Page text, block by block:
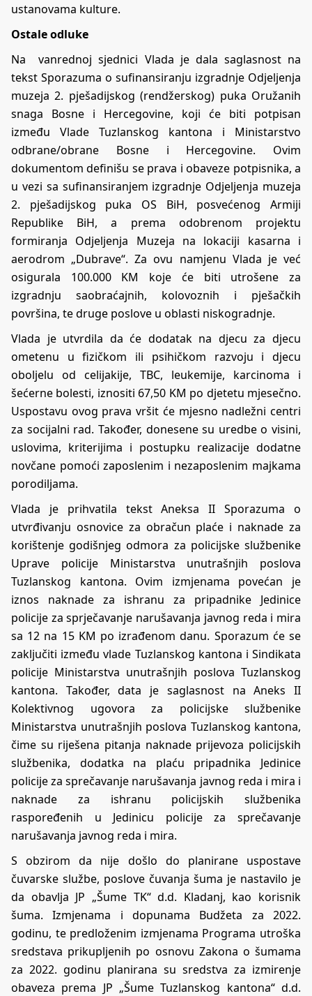
ustanovama kulture.
Ostale odluke
Na vanrednoj sjednici Vlada je dala saglasnost na
tekst Sporazuma o sufinansiranju izgradnje Odjeljenja
muzeja 2. pješadijskog (rendžerskog) puka Oružanih
snaga Bosne i Hercegovine, koji će biti potpisan
između Vlade Tuzlanskog kantona i Ministarstvo
odbrane/obrane Bosne i Hercegovine. Ovim
dokumentom definišu se prava i obaveze potpisnika, a
u vezi sa sufinansiranjem izgradnje Odjeljenja muzeja
2. pješadijskog puka OS BiH, posvećenog Armiji
Republike BiH, a prema odobrenom projektu
formiranja Odjeljenja Muzeja na lokaciji kasarna i
aerodrom „Dubrave“. Za ovu namjenu Vlada je već
osigurala 100.000 KM koje će biti utrošene za
izgradnju saobraćajnih, kolovoznih i pješačkih
površina, te druge poslove u oblasti niskogradnje.
Vlada je utvrdila da će dodatak na djecu za djecu
ometenu u fizičkom ili psihičkom razvoju i djecu
oboljelu od celijakije, TBC, leukemije, karcinoma i
šećerne bolesti, iznositi 67,50 KM po djetetu mjesečno.
Uspostavu ovog prava vršit će mjesno nadležni centri
za socijalni rad. Također, donesene su uredbe o visini,
uslovima, kriterijima i postupku realizacije dodatne
novčane pomoći zaposlenim i nezaposlenim majkama
porodiljama.
Vlada je prihvatila tekst Aneksa II Sporazuma o
utvrđivanju osnovice za obračun plaće i naknade za
korištenje godišnjeg odmora za policijske službenike
Uprave policije Ministarstva unutrašnjih poslova
Tuzlanskog kantona. Ovim izmjenama povećan je
iznos naknade za ishranu za pripadnike Jedinice
policije za sprječavanje narušavanja javnog reda i mira
sa 12 na 15 KM po izrađenom danu. Sporazum će se
zaključiti između vlade Tuzlanskog kantona i Sindikata
policije Ministarstva unutrašnjih poslova Tuzlanskog
kantona. Također, data je saglasnost na Aneks II
Kolektivnog ugovora za policijske službenike
Ministarstva unutrašnjih poslova Tuzlanskog kantona,
čime su riješena pitanja naknade prijevoza policijskih
službenika, dodatka na plaću pripadnika Jedinice
policije za sprečavanje narušavanja javnog reda i mira i
naknade za ishranu policijskih službenika
raspoređenih u Jedinicu policije za sprečavanje
narušavanja javnog reda i mira.
S obzirom da nije došlo do planirane uspostave
čuvarske službe, poslove čuvanja šuma je nastavilo je
da obavlja JP „Šume TK“ d.d. Kladanj, kao korisnik
šuma. Izmjenama i dopunama Budžeta za 2022.
godinu, te predloženim izmjenama Programa utroška
sredstava prikupljenih po osnovu Zakona o šumama
za 2022. godinu planirana su sredstva za izmirenje
obaveza prema JP „Šume Tuzlanskog kantona“ d.d.